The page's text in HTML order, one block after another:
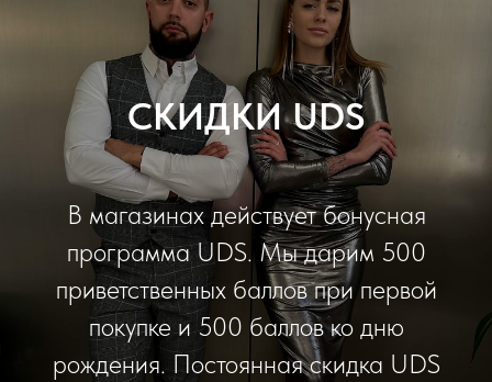
СКИДКИ UDS
В магазинах действует бонусная
программа UDS. Мы дарим 500
приветственных баллов при первой
покупке и 500 баллов ко дню
рождения. Постоянная скидка UDS